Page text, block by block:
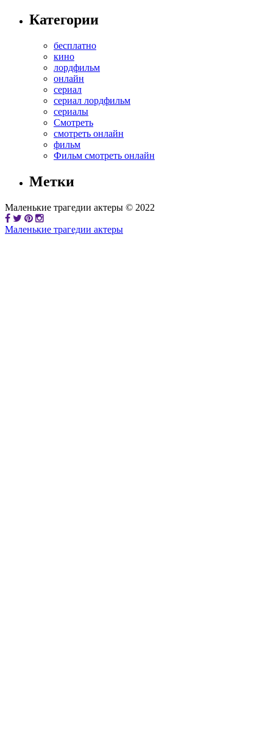
Категории
бесплатно
кино
лордфильм
онлайн
сериал
сериал лордфильм
сериалы
Смотреть
смотреть онлайн
фильм
Фильм смотреть онлайн
Метки
Маленькие трагедии актеры © 2022
Маленькие трагедии актеры